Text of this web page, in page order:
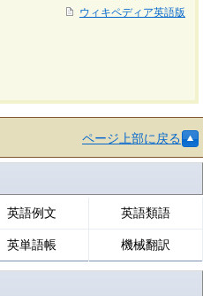
ウィキペディア英語版
ページ上部に戻る
英語例文 英語類語
英単語帳 機械翻訳